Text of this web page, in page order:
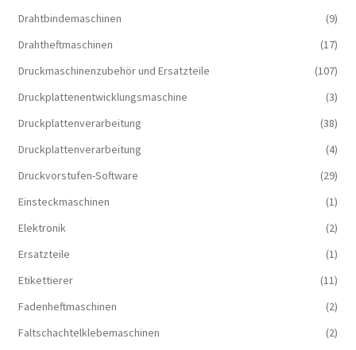
Drahtbindemaschinen
(9)
Drahtheftmaschinen
(17)
Druckmaschinenzubehör und Ersatzteile
(107)
Druckplattenentwicklungsmaschine
(3)
Druckplattenverarbeitung
(38)
Druckplattenverarbeitung
(4)
Druckvorstufen-Software
(29)
Einsteckmaschinen
(1)
Elektronik
(2)
Ersatzteile
(1)
Etikettierer
(11)
Fadenheftmaschinen
(2)
Faltschachtelklebemaschinen
(2)